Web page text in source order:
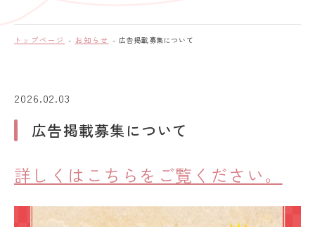
トップページ お知らせ 広告掲載募集について
2026.02.03
広告掲載募集について
詳しくはこちらをご覧ください。